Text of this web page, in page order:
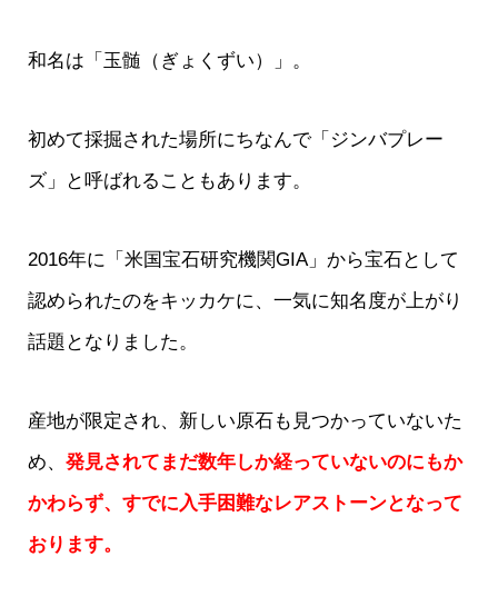
和名は「玉髄（ぎょくずい）」。
初めて採掘された場所にちなんで「ジンバプレー
ズ」と呼ばれることもあります。
2016年に「米国宝石研究機関GIA」から宝石として
認められたのをキッカケに、一気に知名度が上がり
話題となりました。
産地が限定され、新しい原石も見つかっていないた
め、 発見されてまだ数年しか経っていないのにもか
かわらず、すでに入手困難なレアストーンとなって
おります。